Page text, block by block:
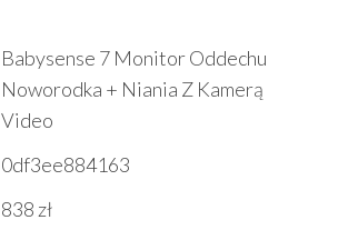
Babysense 7 Monitor Oddechu
Noworodka + Niania Z Kamerą
Video
0df3ee884163
838 zł